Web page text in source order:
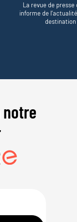
La revue de presse
informe de
destination
notre